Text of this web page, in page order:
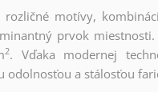
rozličné motívy,
prvok
2. Vďaka modernej
odolnosťou a stálosťou